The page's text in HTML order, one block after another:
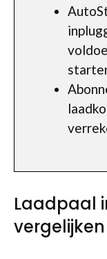
Laadpaal
vergelijken